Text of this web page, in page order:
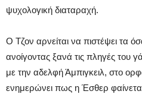
ψυχολογική διαταραχή.
Ο Τζον αρνείται να πιστέψει τα
ανοίγοντας ξανά τις πληγές του
με την αδελφή Άμπιγκειλ, στο
ενημερώνει πως η Έσθερ